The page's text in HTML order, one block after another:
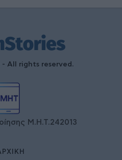
All rights reserved.
Μ.Η.Τ.242013